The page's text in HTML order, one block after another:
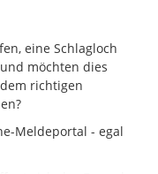
eine Schlagloch
möchten dies
richtigen
Meldeportal - egal